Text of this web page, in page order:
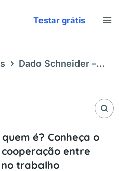
Testar grátis
Dado Schneider –
é? Conheça o
entre
trabalho